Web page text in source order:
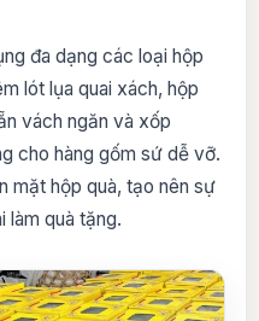
đa dạng các loại hộp
lót lụa quai xách, hộp
vách ngăn và xốp
cho hàng gốm sứ dễ vỡ.
mặt hộp quà, tạo nên sự
làm quà tặng.